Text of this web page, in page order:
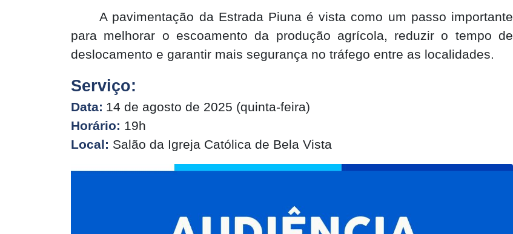
A pavimentação da Estrada Piuna é vista como um passo importante
para melhorar o escoamento da produção agrícola, reduzir o tempo de
deslocamento e garantir mais segurança no tráfego entre as localidades.
Serviço:
Data: 14 de agosto de 2025 (quinta-feira)
Horário: 19h
Local: Salão da Igreja Católica de Bela Vista